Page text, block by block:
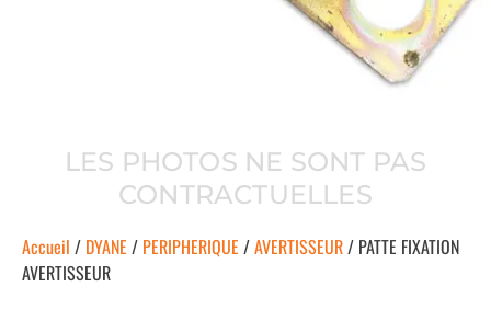
LES PHOTOS NE SONT PAS
CONTRACTUELLES
Accueil / DYANE / PERIPHERIQUE /AVERTISSEUR/ PATTE FIXATION
AVERTISSEUR